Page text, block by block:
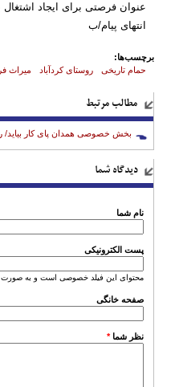
عنوان فرصتی برای ایجاد
انتهای پیام/ب
برچسب‌ها:
حمام تاریخی
روستای کردآباد میراث
مطالب مرتبط
بخش خصوصی همدان پای کار بیاید/
دیدگاه شما
نام شما
پست الکترونیکی
محتوای این فیلد خصوصی است و به صورت
صفحه خانگی
نظر شما*